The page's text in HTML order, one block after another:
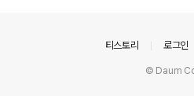
티스토리 로그인
© Daum